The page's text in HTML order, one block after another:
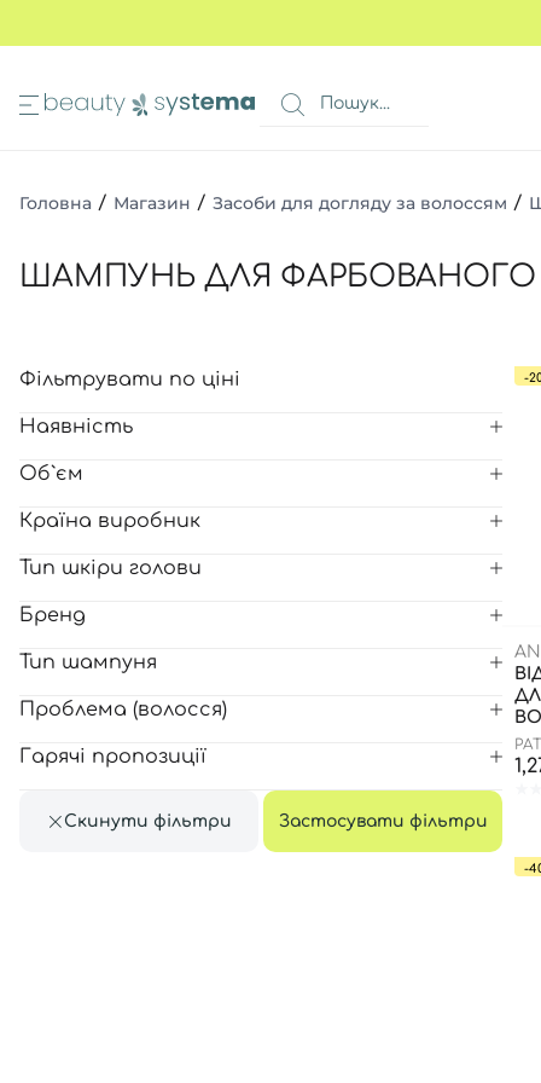
Всі
Всі
Всі
Всі
ніг
1
Головна / Магазин / Засоби для догляду за волоссям /
ШАМПУНЬ ДЛЯ
Фільтрувати по ціні
Наявність
Об`єм
Країна виробник
Тип шкіри голови
Бренд
Тип шампуня
Проблема (волосся)
Гарячі пропозиції
Скинути фільтри Застосувати фільтри
-
-
КОШИК